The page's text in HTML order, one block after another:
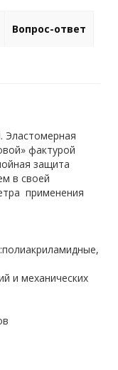
Вопрос-ответ
Эластомерная
фактурой
защита
в своей
применения
и механических